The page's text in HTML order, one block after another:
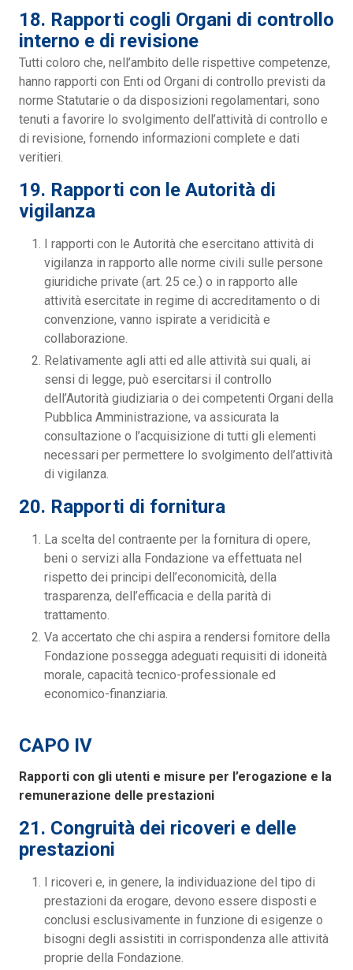
18. Rapporti cogli Organi di controllo
interno e di revisione
Tutti coloro che, nell’ambito delle rispettive competenze,
hanno rapporti con Enti od Organi di controllo previsti da
norme Statutarie o da disposizioni regolamentari, sono
tenuti a favorire lo svolgimento dell’attività di controllo e
di revisione, fornendo informazioni complete e dati
veritieri.
19. Rapporti con le Autorità di
vigilanza
I rapporti con le Autorità che esercitano attività di
vigilanza in rapporto alle norme civili sulle persone
giuridiche private (art. 25 ce.) o in rapporto alle
attività esercitate in regime di accreditamento o di
convenzione, vanno ispirate a veridicità e
collaborazione.
Relativamente agli atti ed alle attività sui quali, ai
sensi di legge, può esercitarsi il controllo
dell’Autorità giudiziaria o dei competenti Organi della
Pubblica Amministrazione, va assicurata la
consultazione o l’acquisizione di tutti gli elementi
necessari per permettere lo svolgimento dell’attività
di vigilanza.
20. Rapporti di fornitura
La scelta del contraente per la fornitura di opere,
beni o servizi alla Fondazione va effettuata nel
rispetto dei principi dell’economicità, della
trasparenza, dell’efficacia e della parità di
trattamento.
Va accertato che chi aspira a rendersi fornitore della
Fondazione possegga adeguati requisiti di idoneità
morale, capacità tecnico-professionale ed
economico-finanziaria.
CAPO IV
Rapporti con gli utenti e misure per l’erogazione e la
remunerazione delle prestazioni
21. Congruità dei ricoveri e delle
prestazioni
I ricoveri e, in genere, la individuazione del tipo di
prestazioni da erogare, devono essere disposti e
conclusi esclusivamente in funzione di esigenze o
bisogni degli assistiti in corrispondenza alle attività
proprie della Fondazione.